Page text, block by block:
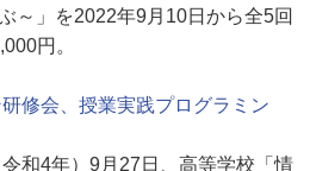
～」を2022年9月10日から全5回
円。
修会、授業実践プログラミン
和4年）9月27日、高等学校「情